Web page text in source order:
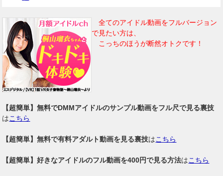
全てのアイドル動画をフルバージョン
で見たい方は、
こっちのほうが断然オトクです！
【超簡単】無料でDMMアイドルのサンプル動画をフル尺で見る裏技
はこちら
【超簡単】無料で有料アダルト動画を見る裏技はこちら
【超簡単】好きなアイドルのフル動画を400円で見る方法はこちら